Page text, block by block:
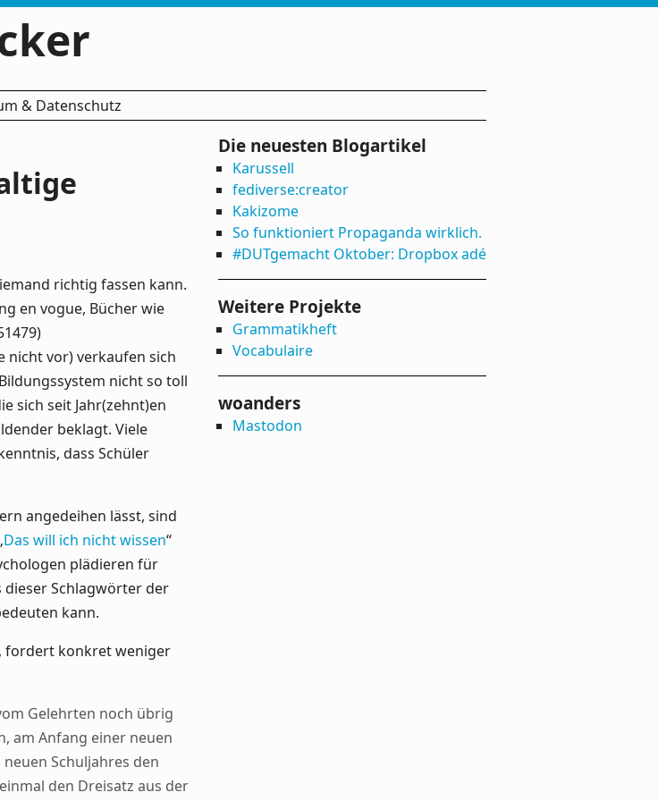
& Datenschutz
richtig fassen kann.
en vogue, Bücher wie
nicht vor) verkaufen sich
nicht so toll
sich seit Jahr(zehnt)en
beklagt. Viele
dass Schüler
angedeihen lässt, sind
Das will ich nicht wissen“
plädieren für
dieser Schlagwörter der
kann.
fordert konkret weniger
Gelehrten noch übrig
am Anfang einer neuen
Schuljahres den
den Dreisatz aus der
Die neuesten Blogartikel
Karussell
fediverse:creator
Kakizome
So funktioniert Propaganda wirklich.
#DUTgemacht Oktober: Dropbox adé
Weitere Projekte
Grammatikheft
Vocabulaire
woanders
Mastodon